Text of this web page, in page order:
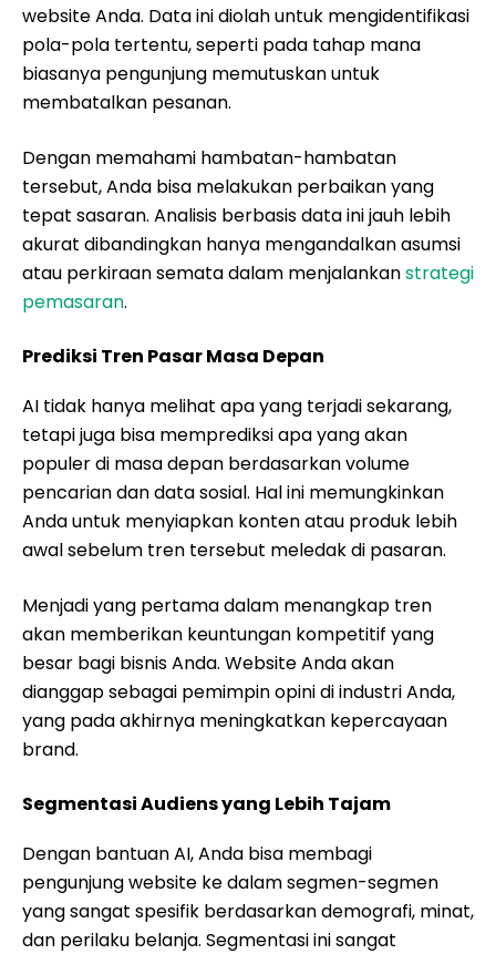
website Anda. Data ini diolah untuk mengidentifikasi
pola-pola tertentu, seperti pada tahap mana
biasanya pengunjung memutuskan untuk
membatalkan pesanan.
Dengan memahami hambatan-hambatan
tersebut, Anda bisa melakukan perbaikan yang
tepat sasaran. Analisis berbasis data ini jauh lebih
akurat dibandingkan hanya mengandalkan asumsi
atau perkiraan semata dalam menjalankanstrategi
pemasaran.
Prediksi Tren Pasar Masa Depan
AI tidak hanya melihat apa yang terjadi sekarang,
tetapi juga bisa memprediksi apa yang akan
populer di masa depan berdasarkan volume
pencarian dan data sosial. Hal ini memungkinkan
Anda untuk menyiapkan konten atau produk lebih
awal sebelum tren tersebut meledak di pasaran.
Menjadi yang pertama dalam menangkap tren
akan memberikan keuntungan kompetitif yang
besar bagi bisnis Anda. Website Anda akan
dianggap sebagai pemimpin opini di industri Anda,
yang pada akhirnya meningkatkan kepercayaan
brand.
Segmentasi Audiens yang Lebih Tajam
Dengan bantuan AI, Anda bisa membagi
pengunjung website ke dalam segmen-segmen
yang sangat spesifik berdasarkan demografi, minat,
dan perilaku belanja. Segmentasi ini sangat